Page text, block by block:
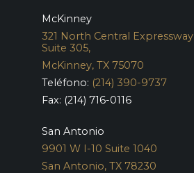
McKinney
321 North Central Expressway
Suite 305,
McKinney, TX 75070
Teléfono: (214) 390-9737
Fax: (214) 716-0116
San Antonio
9901 W I-10 Suite 1040
San Antonio, TX 78230